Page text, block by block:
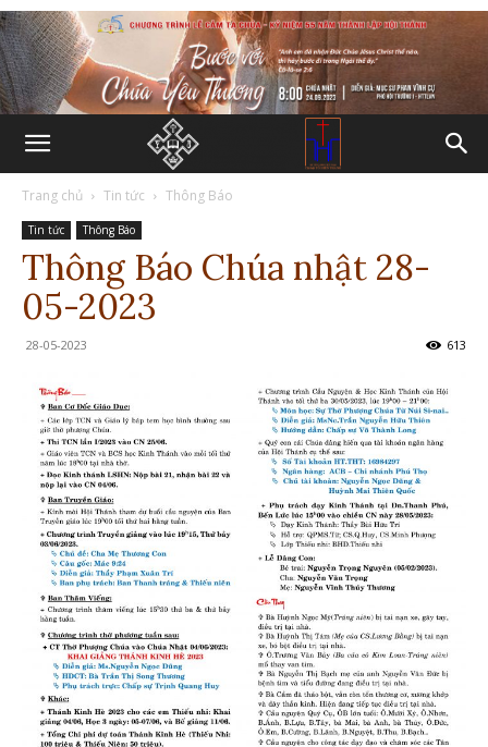
Trang chủ Tin tức Thông Báo
Tin tức Thông Báo
Thông Báo Chúa nhật 28-
05-2023
28-05-2023 613